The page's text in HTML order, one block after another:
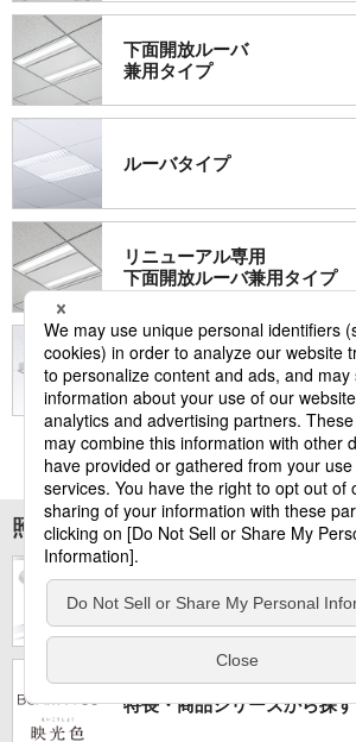
下面開放ルーバ
兼用タイプ
ルーバタイプ
リニューアル専用
下面開放ルーバ兼用タイプ
リニューアル専用
リメイクユニット
照明器具全体から探す
器具スタイルから探す
特長・商品シリーズから探す